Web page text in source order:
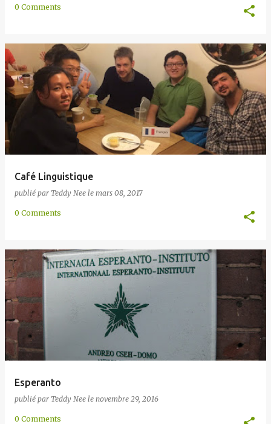
0 Comments
Café Linguistique
publié par Teddy Nee le mars 08, 2017
0 Comments
Esperanto
publié par Teddy Nee le novembre 29, 2016
0 Comments